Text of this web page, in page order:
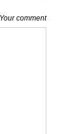
Your comment